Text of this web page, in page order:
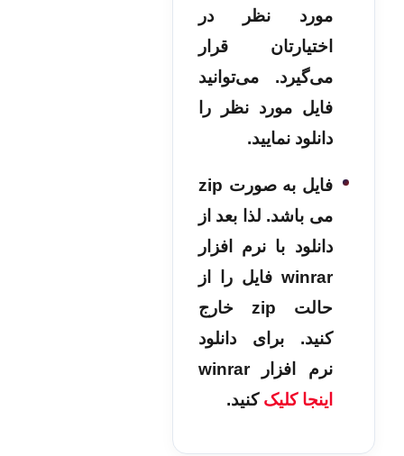
مورد نظر در
اختیارتان قرار
می‌گیرد. می‌توانید
فایل مورد نظر را
دانلود نمایید.
فایل به صورت zip
می باشد. لذا بعد از
دانلود با نرم افزار
winrar فایل را از
حالت zip خارج
کنید. برای دانلود
نرم افزار winrar
اینجا کلیک کنید.